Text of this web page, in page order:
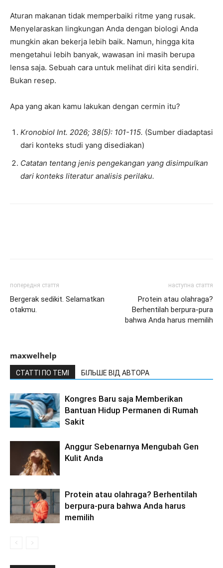
Aturan makanan tidak memperbaiki ritme yang rusak.
Menyelaraskan lingkungan Anda dengan biologi Anda
mungkin akan bekerja lebih baik. Namun, hingga kita
mengetahui lebih banyak, wawasan ini masih berupa
lensa saja. Sebuah cara untuk melihat diri kita sendiri.
Bukan resep.
Apa yang akan kamu lakukan dengan cermin itu?
Kronobiol Int. 2026; 38(5): 101-115. (Sumber diadaptasi
dari konteks studi yang disediakan)
Catatan tentang jenis pengekangan yang disimpulkan
dari konteks literatur analisis perilaku.
попередня стаття
Bergerak sedikit. Selamatkan
otakmu.
наступна стаття
Protein atau olahraga?
Berhentilah berpura-pura
bahwa Anda harus memilih
maxwelhelp
СТАТТІ ПО ТЕМІ БІЛЬШЕ ВІД АВТОРА
Kongres Baru saja Memberikan
Bantuan Hidup Permanen di Rumah
Sakit
Anggur Sebenarnya Mengubah Gen
Kulit Anda
Protein atau olahraga? Berhentilah
berpura-pura bahwa Anda harus
memilih